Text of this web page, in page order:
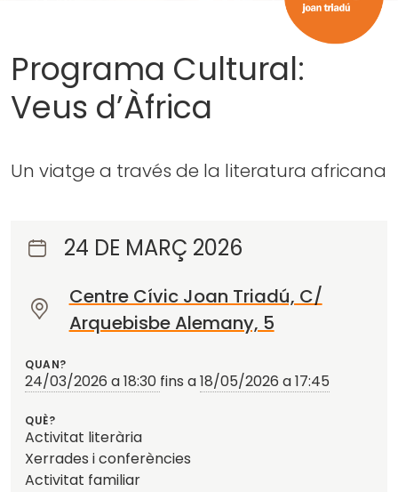
Programa Cultural:
Veus d’Àfrica
Un viatge a través de la literatura africana
24 DE MARÇ 2026
O
?
Centre Cívic Joan Triadú, C/
Arquebisbe Alemany, 5
QUAN?
24/03/2026 a 18:30 fins a18/05/2026 a 17:45
QUÈ?
Activitat literària
Xerrades i conferències
Activitat familiar